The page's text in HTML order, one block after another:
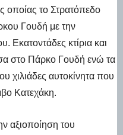
οποίας το Στρατόπεδο
Γουδή με την
Εκατοντάδες κτίρια και
στο Πάρκο Γουδή ενώ τα
χιλιάδες αυτοκίνητα που
Κατεχάκη.
αξιοποίηση του